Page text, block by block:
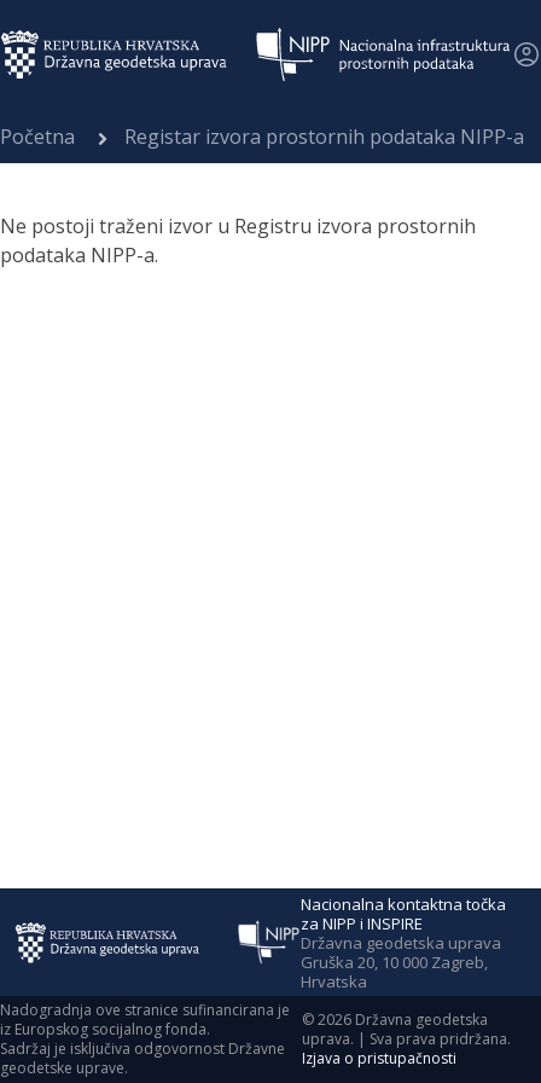
Početna Registar izvora prostornih podataka NIPP-a
Ne postoji traženi izvor u Registru izvora prostornih
podataka NIPP-a.
Nacionalna kontaktna točka
za NIPP i INSPIRE
Državna geodetska uprava
Gruška 20, 10 000 Zagreb,
Hrvatska
Nadogradnja ove stranice sufinancirana je
iz Europskog socijalnog fonda.
Sadržaj je isključiva odgovornost Državne
geodetske uprave.
©2026 Državna geodetska
uprava. | Sva prava pridržana.
Izjava o pristupačnosti